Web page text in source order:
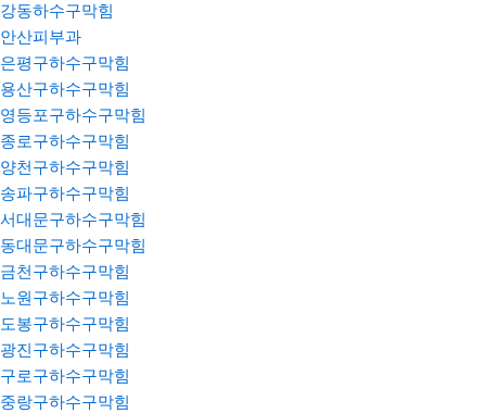
강동하수구막힘
안산피부과
은평구하수구막힘
용산구하수구막힘
영등포구하수구막힘
종로구하수구막힘
양천구하수구막힘
송파구하수구막힘
서대문구하수구막힘
동대문구하수구막힘
금천구하수구막힘
노원구하수구막힘
도봉구하수구막힘
광진구하수구막힘
구로구하수구막힘
중랑구하수구막힘